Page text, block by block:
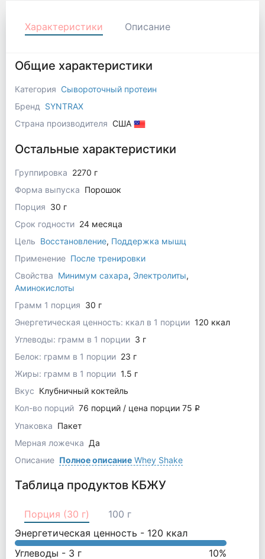
Характеристики Описание
Общие характеристики
Категория Сывороточный протеин
Бренд
SYNTRAX
Страна производителя США
Остальные характеристики
Группировка 2270 г
Форма выпуска Порошок
Порция 30 г
Срок годности 24 месяца
Цель Восстановление, Поддержка мышц
Применение После тренировки
Свойства Минимум сахара, Электролиты,
Аминокислоты
Грамм 1 порция 30 г
Энергетическая ценность: ккал в 1 порции 120 ккал
Углеводы: грамм в 1 порции 3 г
Белок: грамм в 1 порции 23 г
Жиры: грамм в 1 порции 1.5 г
Вкус Клубничный коктейль
Кол-во порций 76 порций / цена порции 75 q
Упаковка Пакет
Мерная ложечка Да
Описание Полное описаниеWhey Shake
Таблица продуктов КБЖУ
Порция (30 г)
100 г
Энергетическая ценность - 120 ккал
Углеводы - 3 г 10%